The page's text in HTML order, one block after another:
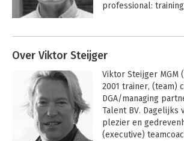
Sprankelen
professional:
talentmanagement
van 't Land
Over Viktor Steijger
Viktor Steijger MGM
2001 trainer, (team)
DGA/managing
Talent BV.
plezier en
(executive)